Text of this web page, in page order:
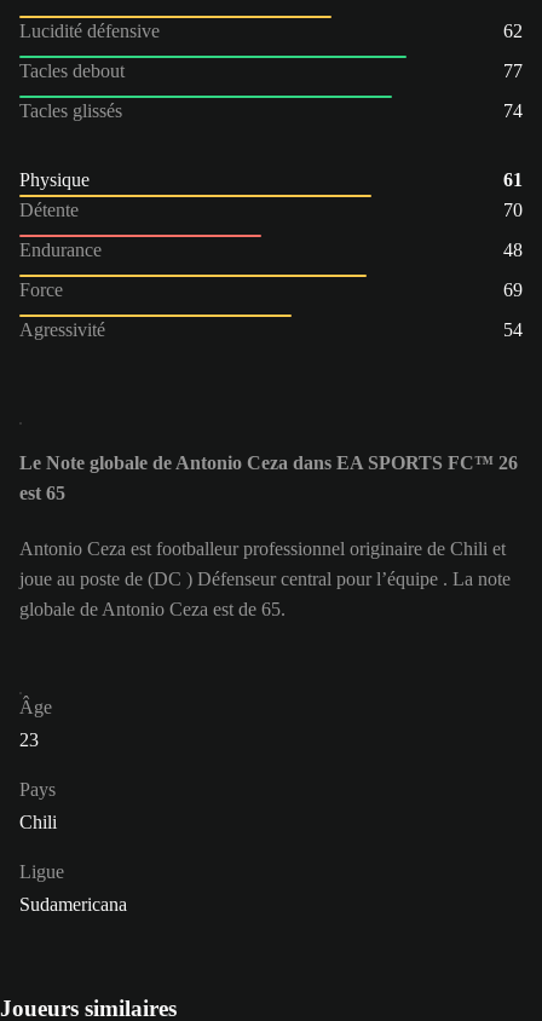
Lucidité défensive
62
Tacles debout
77
Tacles glissés
74
Physique
61
Détente
70
Endurance
48
Force
69
Agressivité
54
Le Note globale de Antonio Ceza dans EA SPORTS FC™ 26
est 65
Antonio Ceza est footballeur professionnel originaire de Chili et
joue au poste de (DC ) Défenseur central pour l’équipe . La note
globale de Antonio Ceza est de 65.
Âge
23
Pays
Chili
Ligue
Sudamericana
Joueurs similaires